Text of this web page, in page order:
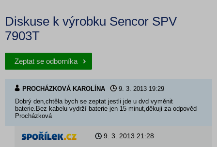
Diskuse k výrobku Sencor SPV
7903T
Zeptat se odborníka
PROCHÁZKOVÁ KAROLÍNA 9. 3. 2013 19:29
Dobrý den,chtěla bych se zeptat jestli jde u dvd vyměnit
baterie.Bez kabelu vydrží baterie jen 15 minut,děkuji za odpověd
Procházková
9. 3. 2013 21:28